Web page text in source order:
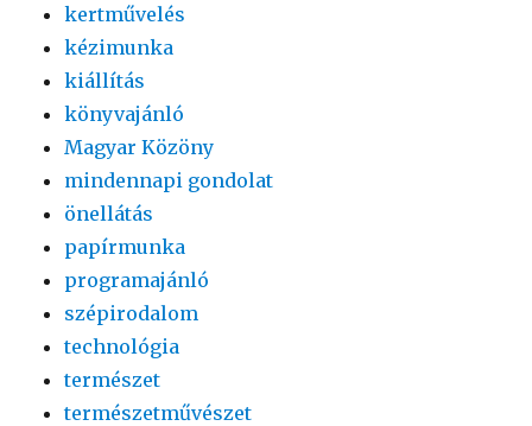
kertművelés
kézimunka
kiállítás
könyvajánló
Magyar Közöny
mindennapi gondolat
önellátás
papírmunka
programajánló
szépirodalom
technológia
természet
természetművészet